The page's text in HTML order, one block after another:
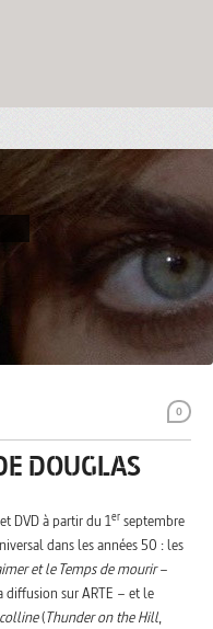
0
DOUGLAS
DVD à partir du 1er septembre
dans les années 50 : les
et le Temps de mourir–
diffusion sur ARTE – et le
(Thunder on the Hill,